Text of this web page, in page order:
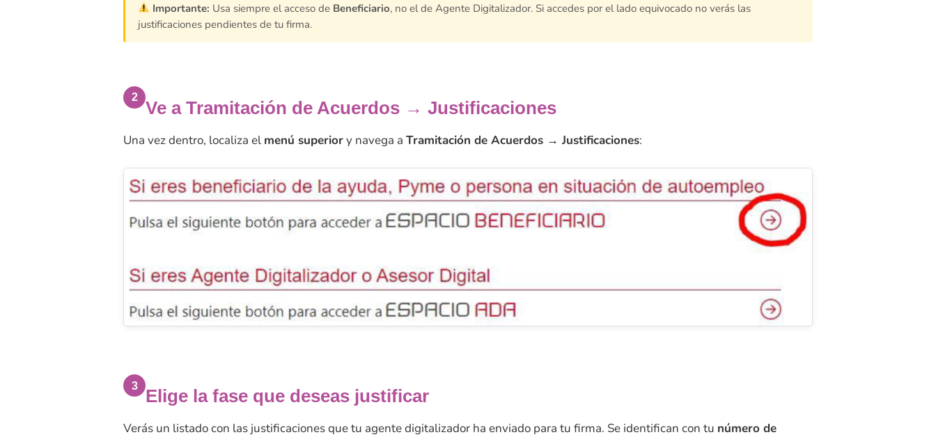
Importante: Usa siempre el acceso de Beneficiario, no el de Agente Digitalizador. Si accedes por el lado equivocado no verás las
justificaciones pendientes de tu firma.
2 Ve a Tramitación de Acuerdos → Justificaciones
Una vez dentro, localiza el menú superiory navega a Tramitación de Acuerdos → Justificaciones:
3 Elige la fase que deseas justificar
Verás un listado con las justificaciones que tu agente digitalizador ha enviado para tu firma. Se identifican con tu número de